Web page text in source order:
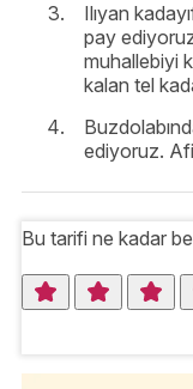
Ilıyan
pay
muhallebiyi
kalan tel
ediyoruz.
Bu tarifi ne kadar